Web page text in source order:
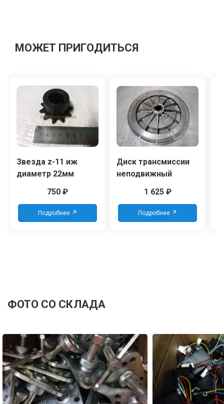
МОЖЕТ ПРИГОДИТЬСЯ
Звезда z-11 иж
диаметр 22мм
750 ₽
Подробнее
Диск трансмиссии
неподвижный
1 625₽
Подробнее
ФОТО СО СКЛАДА